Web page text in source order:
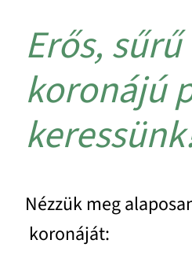
Erős, sűrű
koronájú
Nézzük meg
koronáját: